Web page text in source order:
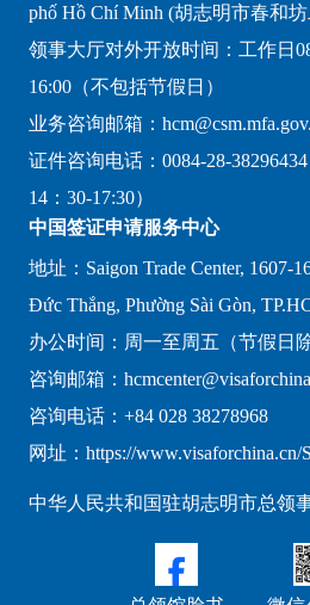
phố Hồ Chí Minh (胡志明市春和坊
领事大厅对外开放时间：工作日
16:00（不包括节假日）
业务咨询邮箱：
证件咨询电话：0084-28-
14：30-17:30）
中国签证申请服务中心
地址：Saigon Trade Center, 1607-
Đức Thắng, Phường Sài Gòn,
办公时间：周一至周五（节假日
咨询邮箱：
咨询电话：+84 028 38278968
网址：https://www.visaforchina.cn/
中华人民共和国驻胡志明市总领